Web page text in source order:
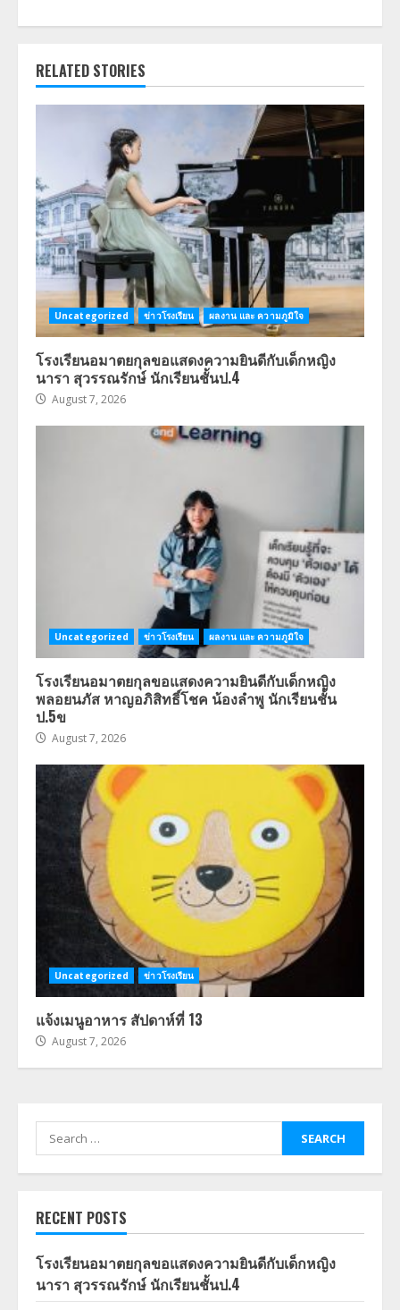
RELATED STORIES
Uncategorized ข่าวโรงเรียน ผลงาน และ ความภูมิใจ
โรงเรียนอมาตยกุลขอแสดงความยินดีกับเด็กหญิง
นารา สุวรรณรักษ์ นักเรียนชั้นป.4
August 7, 2026
Uncategorized ข่าวโรงเรียน ผลงาน และ ความภูมิใจ
โรงเรียนอมาตยกุลขอแสดงความยินดีกับเด็กหญิง
พลอยนภัส หาญอภิสิทธิ์โชค น้องลำพู นักเรียนชั้น
ป.5ข
August 7, 2026
Uncategorized ข่าวโรงเรียน
แจ้งเมนูอาหาร สัปดาห์ที่ 13
August 7, 2026
Search
for:
RECENT POSTS
โรงเรียนอมาตยกุลขอแสดงความยินดีกับเด็กหญิง
นารา สุวรรณรักษ์ นักเรียนชั้นป.4